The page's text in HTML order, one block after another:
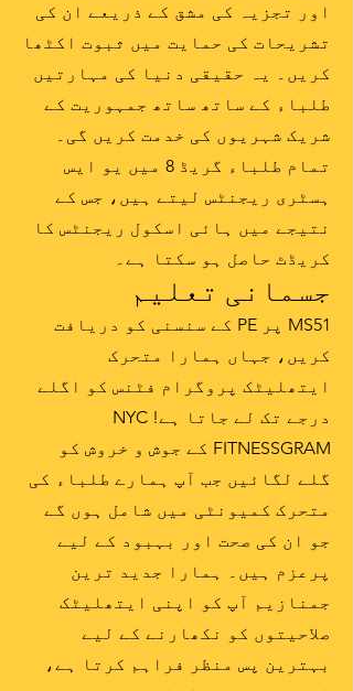
اور تجزیہ کی مشق کے ذریعے ان کی
تشریحات کی حمایت میں ثبوت اکٹھا
کریں۔ یہ حقیقی دنیا کی مہارتیں
طلباء کے ساتھ ساتھ جمہوریت کے
شریک شہریوں کی خدمت کریں گی۔
تمام طلباء گریڈ 8 میں یو ایس
ہسٹری ریجنٹس لیتے ہیں، جس کے
نتیجے میں ہائی اسکول ریجنٹس کا
کریڈٹ حاصل ہو سکتا ہے۔
جسمانی تعلیم
MS51 پر PE کے سنسنی کو دریافت
کریں، جہاں ہمارا متحرک
ایتھلیٹک پروگرام فٹنس کو اگلے
درجے تک لے جاتا ہے! NYC
FITNESSGRAM کے جوش و خروش کو
گلے لگائیں جب آپ ہمارے طلباء کی
متحرک کمیونٹی میں شامل ہوں گے
جو ان کی صحت اور بہبود کے لیے
پرعزم ہیں۔ ہمارا جدید ترین
جمنازیم آپ کو اپنی ایتھلیٹک
صلاحیتوں کو نکھارنے کے لیے
بہترین پس منظر فراہم کرتا ہے،